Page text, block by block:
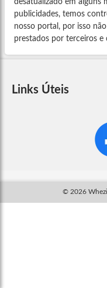
publicidades, temos
nosso portal, por isso
prestados por terceiros
Links Úteis
© 2026 Whezi